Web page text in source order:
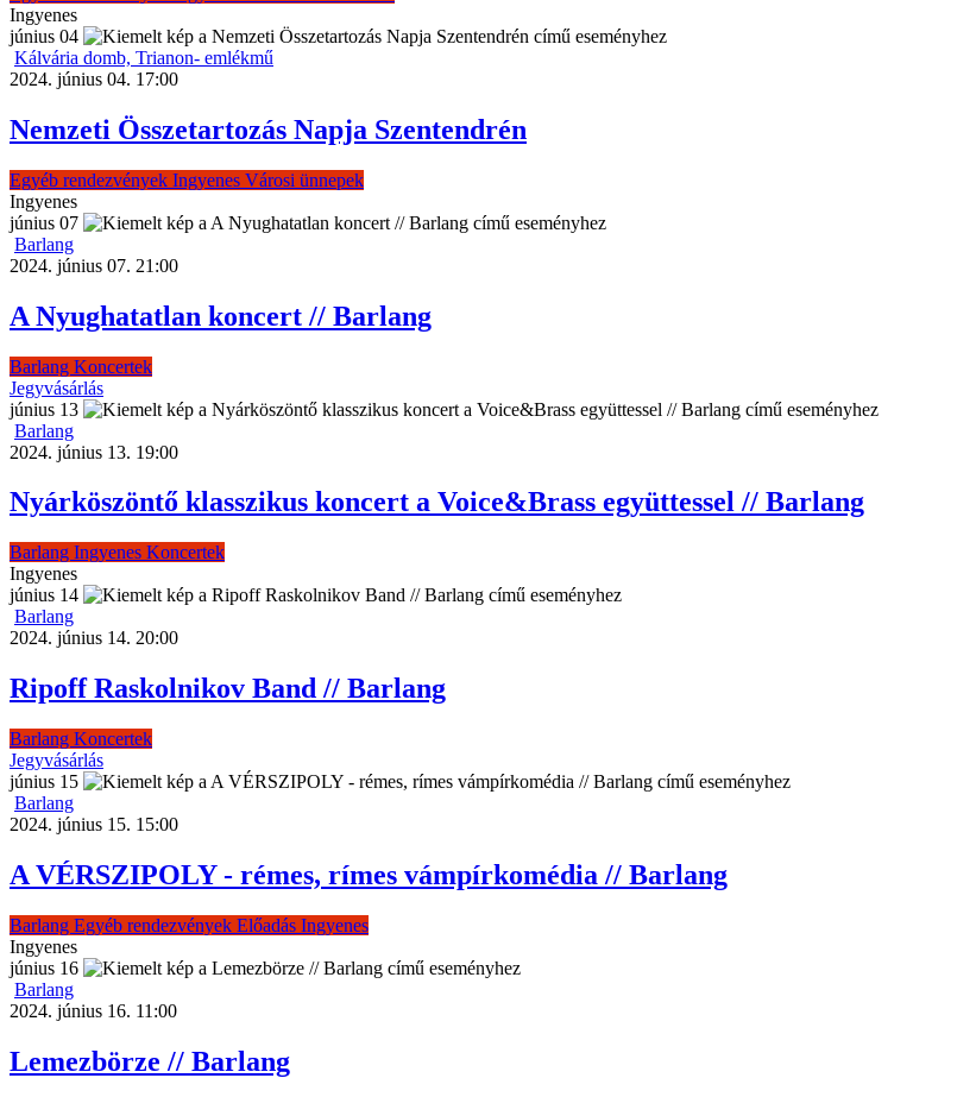
Ingyenes
június 04
Kálvária domb, Trianon- emlékmű
2024. június 04. 17:00
Nemzeti Összetartozás Napja Szentendrén
Egyéb rendezvények Ingyenes Városi ünnepek
Ingyenes
június 07
Barlang
2024. június 07. 21:00
A Nyughatatlan koncert // Barlang
Barlang Koncertek
Jegyvásárlás
június 13
Barlang
2024. június 13. 19:00
Nyárköszöntő klasszikus koncert a Voice&Brass együttessel // Barlang
Barlang Ingyenes Koncertek
Ingyenes
június 14
Barlang
2024. június 14. 20:00
Ripoff Raskolnikov Band // Barlang
Barlang Koncertek
Jegyvásárlás
június 15
Barlang
2024. június 15. 15:00
A VÉRSZIPOLY - rémes, rímes vámpírkomédia // Barlang
Barlang Egyéb rendezvények Előadás Ingyenes
Ingyenes
június 16
Barlang
2024. június 16. 11:00
Lemezbörze // Barlang